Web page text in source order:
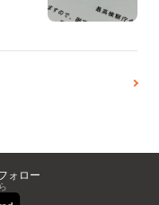
ォロー